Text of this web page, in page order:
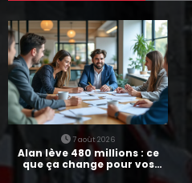
7 août 2026
Alan lève 480 millions : ce
que ça change pour vos
assurances